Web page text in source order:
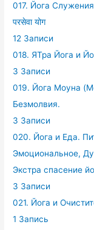
017. Йога
परसेवा योग
12 Записи
018. ЯТра Йога и
3 Записи
019. Йога Моуна
Безмолвия.
3 Записи
020. Йога и Еда.
Эмоциональное,
Экстра спасение
3 Записи
021. Йога и
1 Запись